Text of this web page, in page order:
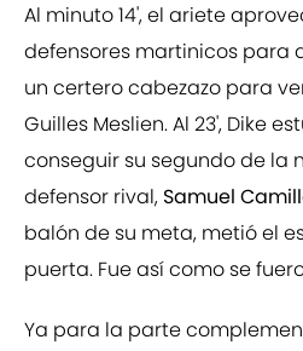
Al minuto 14', el ariete
defensores martinicos para
un certero cabezazo para
Guilles Meslien. Al 23', Dike
conseguir su segundo de la
defensor rival, Samuel
balón de su meta, metió el
puerta. Fue así como se
Ya para la parte